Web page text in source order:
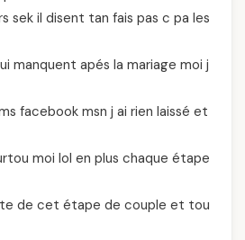
sek il disent tan fais pas c pa les
manquent apés la mariage moi j
facebook msn j ai rien laissé et
moi lol en plus chaque étape
de cet étape de couple et tou